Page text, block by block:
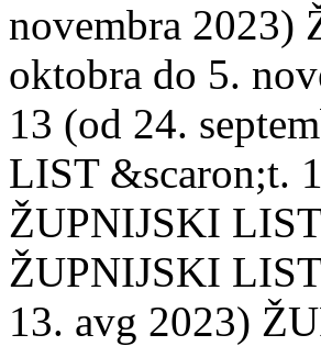
novembra 2023)
oktobra do 5.
13 (od 24.
LIST &scaron;t.
ŽUPNIJSKI
ŽUPNIJSKI
13. avg 2023)